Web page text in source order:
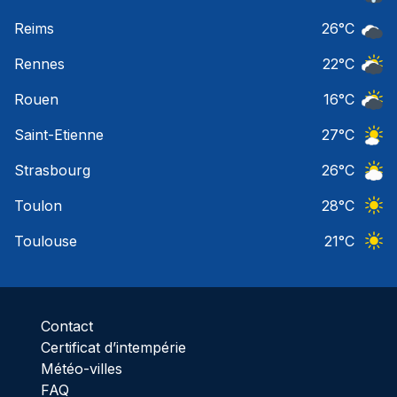
Reims
26°C
Rennes
22°C
Rouen
16°C
Saint-Etienne
27°C
Strasbourg
26°C
Toulon
28°C
Toulouse
21°C
Contact
Certificat d’intempérie
Météo-villes
FAQ